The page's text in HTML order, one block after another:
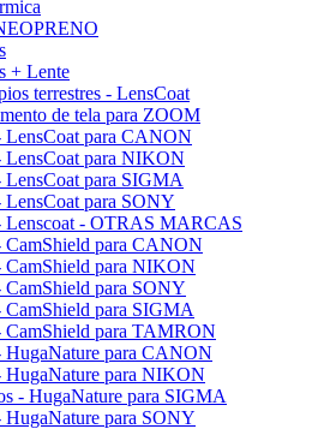
+ Lente
terrestres - LensCoat
de tela para ZOOM
LensCoat para CANON
LensCoat para NIKON
LensCoat para SIGMA
LensCoat para SONY
Lenscoat - OTRAS MARCAS
CamShield para CANON
CamShield para NIKON
CamShield para SONY
CamShield para SIGMA
CamShield para TAMRON
HugaNature para CANON
HugaNature para NIKON
- HugaNature para SIGMA
HugaNature para SONY